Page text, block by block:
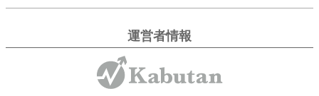
運営者情報